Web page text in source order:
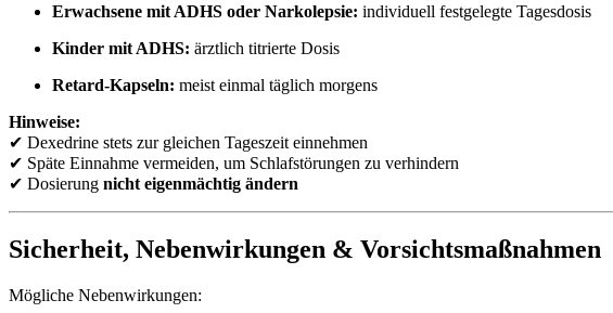
Erwachsene mit ADHS oder Narkolepsie: individuell festgelegte Tagesdosis
Kinder mit ADHS: ärztlich titrierte Dosis
Retard-Kapseln: meist einmal täglich morgens
Hinweise:
✔ Dexedrine stets zur gleichen Tageszeit einnehmen
✔ Späte Einnahme vermeiden, um Schlafstörungen zu verhindern
✔ Dosierung nicht eigenmächtig ändern
Sicherheit, Nebenwirkungen & Vorsichtsmaßnahmen
Mögliche Nebenwirkungen: